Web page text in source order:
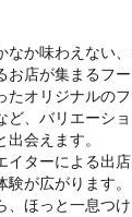
なか味わえない
店が集まるフー
たオリジナルの
ど、バリエーシ
会えます。
イターによる出
が広がります。
、ほっと一息つ